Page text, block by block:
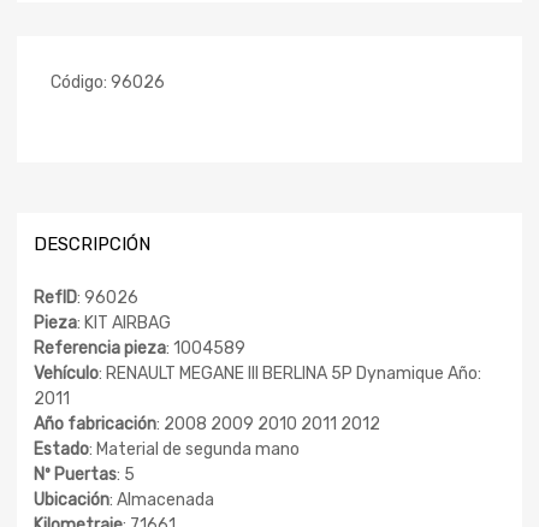
Código: 96026
DESCRIPCIÓN
RefID: 96026
Pieza: KIT AIRBAG
Referencia pieza: 1004589
Vehículo: RENAULT MEGANE III BERLINA 5P Dynamique Año:
2011
Año fabricación: 2008 2009 2010 2011 2012
Estado: Material de segunda mano
Nº Puertas: 5
Ubicación: Almacenada